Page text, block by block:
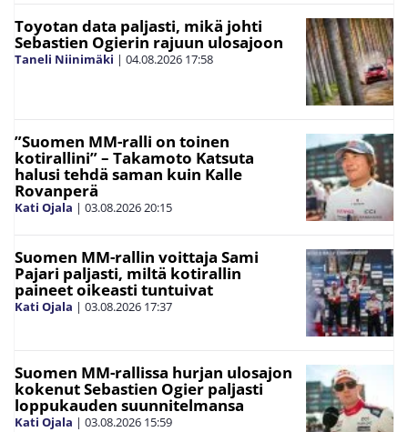
Toyotan data paljasti, mikä johti
Sebastien Ogierin rajuun ulosajoon
Taneli Niinimäki | 04.08.2026 17:58
”Suomen MM-ralli on toinen
kotirallini” – Takamoto Katsuta
halusi tehdä saman kuin Kalle
Rovanperä
Kati Ojala | 03.08.202620:15
Suomen MM-rallin voittaja Sami
Pajari paljasti, miltä kotirallin
paineet oikeasti tuntuivat
Kati Ojala | 03.08.2026 17:37
Suomen MM-rallissa hurjan ulosajon
kokenut Sebastien Ogier paljasti
loppukauden suunnitelmansa
Kati Ojala | 03.08.2026 15:59